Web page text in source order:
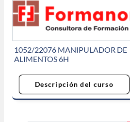
1052/22076 MANIPULADOR DE
ALIMENTOS 6H
Descripción del curso